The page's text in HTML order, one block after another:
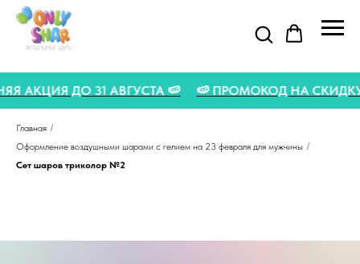
АКЦИЯ ДО 31 АВГУСТА 🍉 🍉 ПРОМОКОД НА
Главная /
Оформление воздушными шарами с гелием на 23 февраля для мужчины /
Сет шаров триколор №2